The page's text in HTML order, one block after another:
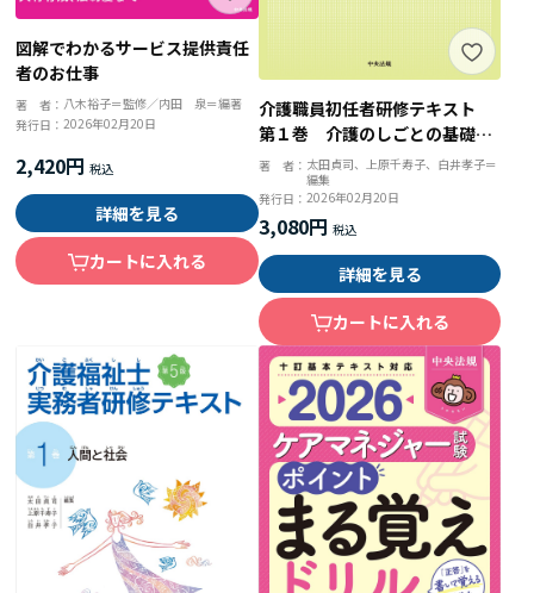
図解でわかるサービス提供責任
者のお仕事
著 者：八木裕子＝監修／内田 泉＝編著
発行日：2026年02月20日
2,420円
詳細を見る
カートに入れる
介護職員初任者研修テキスト
第１巻 介護のしごとの基礎
第５版
著 者： 太田貞司、上原千寿子、白井孝子＝
編集
発行日： 2026年02月20日
3,080円
詳細を見る
カートに入れる